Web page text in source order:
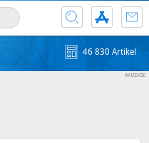
46 830 Artikel